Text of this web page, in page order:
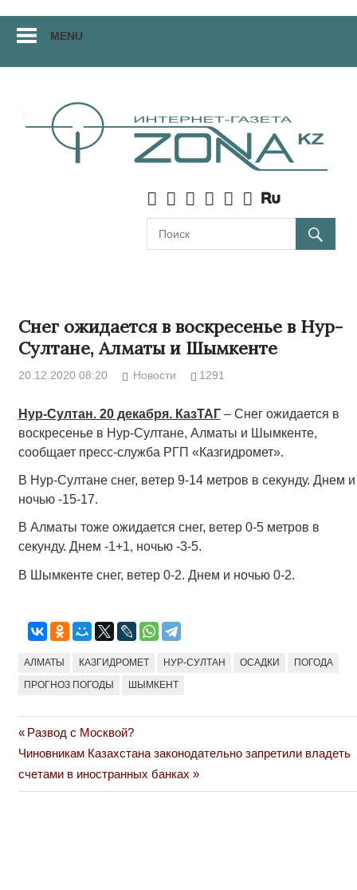
Перейти
материалам
MENU
Снег ожидается в воскресенье в Нур-
Султане, Алматы и Шымкенте
20.12.2020 08:20 Новости 1291
Нур-Султан. 20 декабря. КазТАГ– Снег ожидается в
воскресенье в Нур-Султане, Алматы и Шымкенте,
сообщает пресс-служба РГП «Казгидромет».
В Нур-Султане снег, ветер 9-14 метров в секунду. Днем и
ночью -15-17.
В Алматы тоже ожидается снег, ветер 0-5 метров в
секунду. Днем -1+1, ночью -3-5.
В Шымкенте снег, ветер 0-2. Днем и ночью 0-2.
АЛМАТЫ КАЗГИДРОМЕТ НУР-СУЛТАН ОСАДКИ ПОГОДА
ПРОГНОЗ ПОГОДЫ ШЫМКЕНТ
Навигация
по
Previous
Post:
Развод с Москвой?
Next
Post:
Чиновникам Казахстана законодательно запретили владеть
счетами в иностранных банках